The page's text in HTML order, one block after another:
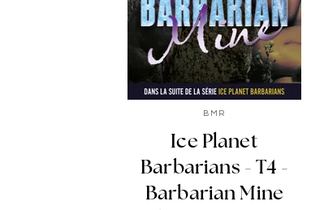
BMR
Ice Planet
Barbarians - T4 -
Barbarian Mine